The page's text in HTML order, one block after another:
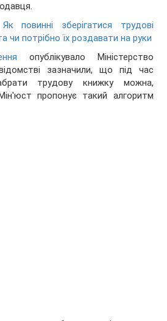
Як повинні зберігатися трудові
чи потрібно їх роздавати на руки
опублікувало Міністерство
зазначили, що під час
трудову книжку можна,
пропонує такий алгоритм